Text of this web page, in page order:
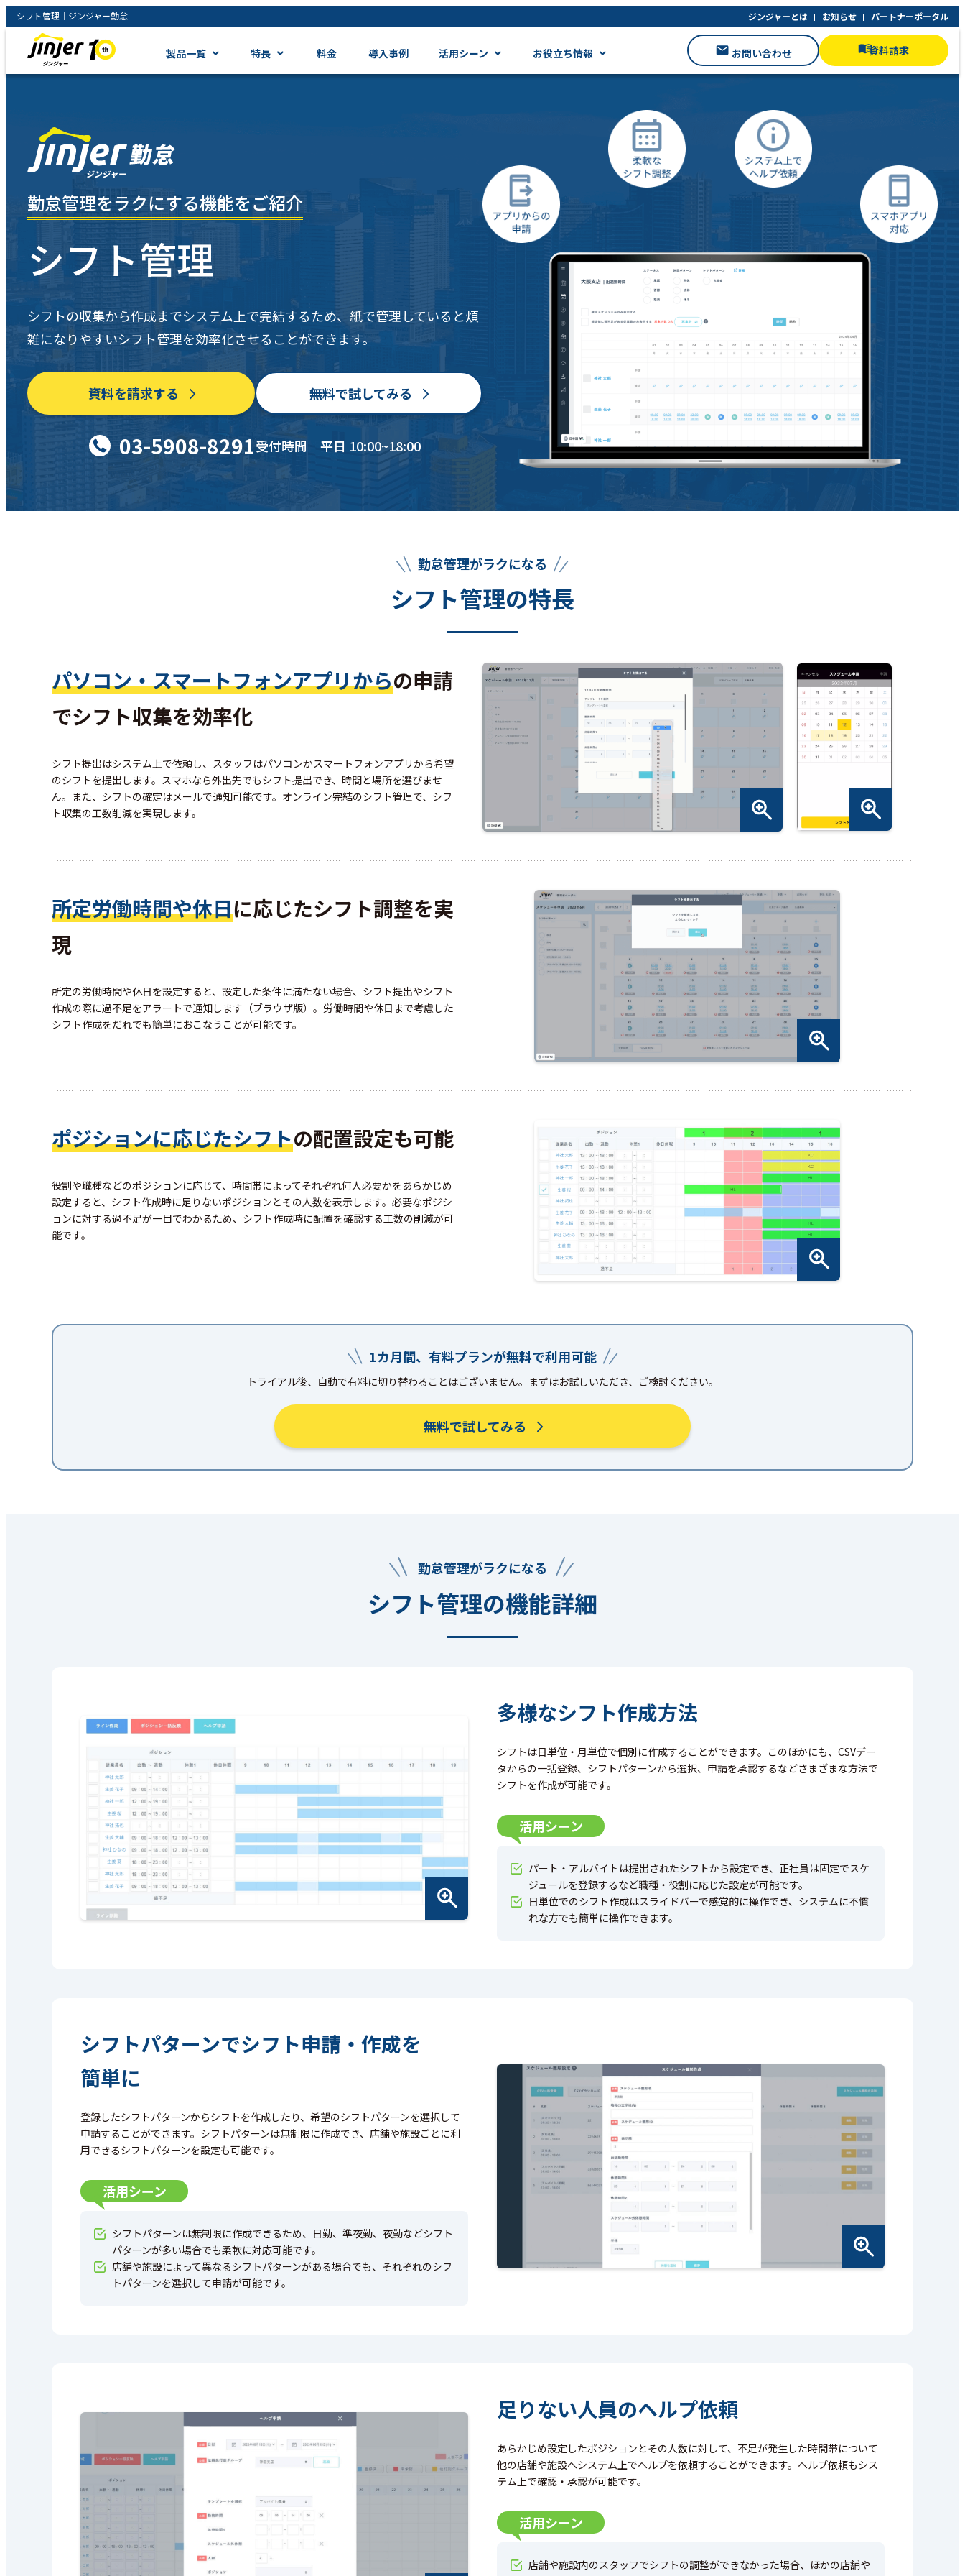
シフト管理｜ジンジャー勤怠 ジンジャーとは お知らせ パートナーポータル
製品一覧 特長 料金 導入事例 活用シーン お役立ち情報 お問い合わせ 資料請求
勤怠管理をラクにする機能をご紹介
シフト管理
シフトの収集から作成までシステム上で完結するため、紙で管理していると煩
雑になりやすいシフト管理を効率化させることができます。
資料を請求する 無料で試してみる
03-5908-8291受付時間 平日 10:00~18:00
勤怠管理がラクになる
シフト管理の特長
パソコン・スマートフォンアプリからの申請
でシフト収集を効率化
シフト提出はシステム上で依頼し、スタッフはパソコンかスマートフォンアプリから希望
のシフトを提出します。スマホなら外出先でもシフト提出でき、時間と場所を選びませ
ん。また、シフトの確定はメールで通知可能です。オンライン完結のシフト管理で、シフ
ト収集の工数削減を実現します。
所定労働時間や休日に応じたシフト調整を実
現
所定の労働時間や休日を設定すると、設定した条件に満たない場合、シフト提出やシフト
作成の際に過不足をアラートで通知します（ブラウザ版）。労働時間や休日まで考慮した
シフト作成をだれでも簡単におこなうことが可能です。
ポジションに応じたシフトの配置設定も可能
役割や職種などのポジションに応じて、時間帯によってそれぞれ何人必要かをあらかじめ
設定すると、シフト作成時に足りないポジションとその人数を表示します。必要なポジシ
ョンに対する過不足が一目でわかるため、シフト作成時に配置を確認する工数の削減が可
能です。
1カ月間、有料プランが無料で利用可能
トライアル後、自動で有料に切り替わることはございません。まずはお試しいただき、ご検討ください。
無料で試してみる
勤怠管理がラクになる
シフト管理の機能詳細
多様なシフト作成方法
シフトは日単位・月単位で個別に作成することができます。 このほかにも、CSVデー
タからの一括登録、シフトパターンから選択、申請を承認するなどさまざまな方法で
シフトを作成が可能です。
活用シーン
パート・アルバイトは提出されたシフトから設定でき、正社員は固定でスケ
ジュールを登録するなど職種・役割に応じた設定が可能です。
日単位でのシフト作成はスライドバーで感覚的に操作でき、システムに不慣
れな方でも簡単に操作できます。
シフトパターンでシフト申請・作成を
簡単に
登録したシフトパターンからシフトを作成したり、希望のシフトパターンを選択して
申請することができます。シフトパターンは無制限に作成でき、店舗や施設ごとに利
用できるシフトパターンを設定も可能です。
活用シーン
シフトパターンは無制限に作成できるため、日勤、準夜勤、夜勤などシフト
パターンが多い場合でも柔軟に対応可能です。
店舗や施設によって異なるシフトパターンがある場合でも、それぞれのシフ
トパターンを選択して申請が可能です。
足りない人員のヘルプ依頼
あらかじめ設定したポジションとその人数に対して、不足が発生した時間帯について
他の店舗や施設へシステム上でヘルプを依頼することができます。ヘルプ依頼もシス
テム上で確認・承認が可能です。
活用シーン
店舗や施設内のスタッフでシフトの調整ができなかった場合、ほかの店舗や